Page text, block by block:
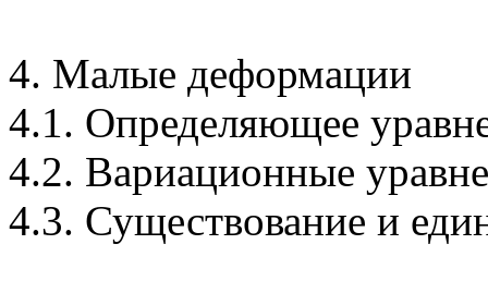
4. Малые деформации
4.1. Определяющее
4.2. Вариационные
4.3. Существование и